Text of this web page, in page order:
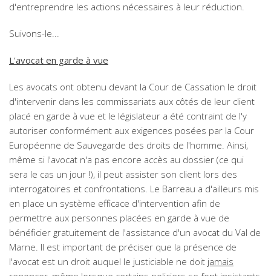
d'entreprendre les actions nécessaires à leur réduction.
Suivons-le...
L'avocat en garde à vue
Les avocats ont obtenu devant la Cour de Cassation le droit
d'intervenir dans les commissariats aux côtés de leur client
placé en garde à vue et le législateur a été contraint de l'y
autoriser conformément aux exigences posées par la Cour
Européenne de Sauvegarde des droits de l'homme. Ainsi,
même si l'avocat n'a pas encore accès au dossier (ce qui
sera le cas un jour !), il peut assister son client lors des
interrogatoires et confrontations. Le Barreau a d'ailleurs mis
en place un système efficace d'intervention afin de
permettre aux personnes placées en garde à vue de
bénéficier gratuitement de l'assistance d'un avocat du Val de
Marne. Il est important de préciser que la présence de
l'avocat est un droit auquel le justiciable ne doit jamais